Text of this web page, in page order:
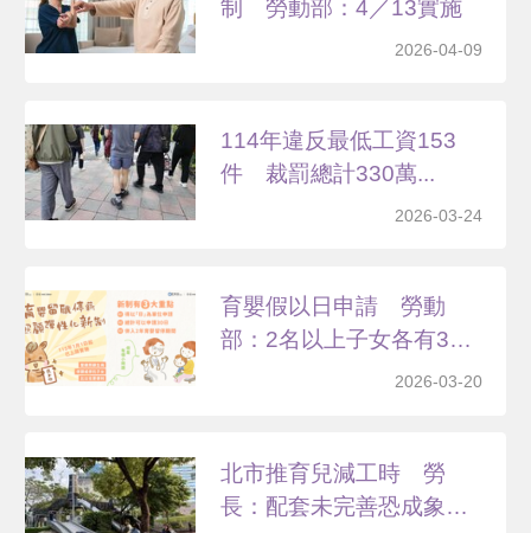
制 勞動部：4／13實施
2026-04-09
114年違反最低工資153
件 裁罰總計330萬...
2026-03-24
育嬰假以日申請 勞動
部：2名以上子女各有30
2026-03-20
北市推育兒減工時 勞
長：配套未完善恐成象徵